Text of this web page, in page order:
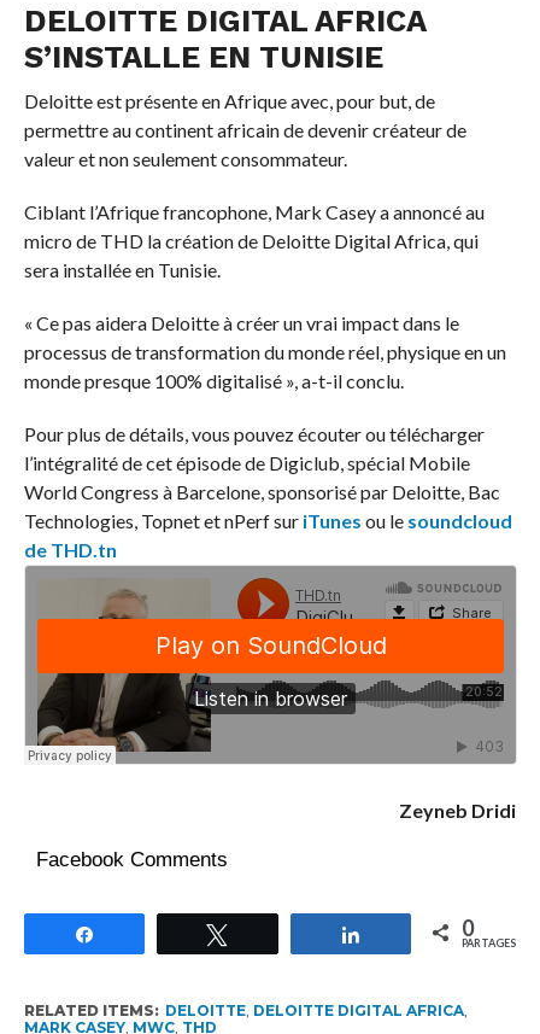
DELOITTE DIGITAL AFRICA
S’INSTALLE EN TUNISIE
Deloitte est présente en Afrique avec, pour but, de
permettre au continent africain de devenir créateur de
valeur et non seulement consommateur.
Ciblant l’Afrique francophone, Mark Casey a annoncé au
micro de THD la création de Deloitte Digital Africa, qui
sera installée en Tunisie.
« Ce pas aidera Deloitte à créer un vrai impact dans le
processus de transformation du monde réel, physique en un
monde presque 100% digitalisé », a-t-il conclu.
Pour plus de détails, vous pouvez écouter ou télécharger
l’intégralité de cet épisode de Digiclub, spécial Mobile
World Congress à Barcelone, sponsorisé par Deloitte, Bac
Technologies, Topnet et nPerf sur iTunes ou le soundcloud
de THD.tn
Zeyneb Dridi
Facebook Comments
Partagez 0
PARTAGES
RELATED ITEMS: DELOITTE, DELOITTE DIGITAL AFRICA,
MARK CASEY, MWC, THD